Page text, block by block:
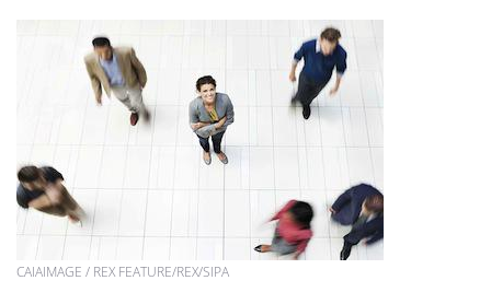
CAIAIMAGE / REX FEATURE/REX/SIPA